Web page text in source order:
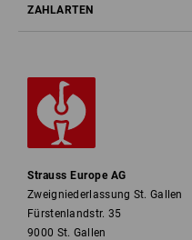
ZAHLARTEN
Strauss Europe AG
Zweigniederlassung St. Gallen
Fürstenlandstr. 35
9000 St. Gallen